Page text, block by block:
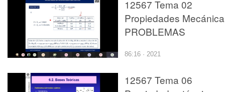
12567 Tema 02
Propiedades
PROBLEMAS
86:16 · 2021
12567 Tema 06